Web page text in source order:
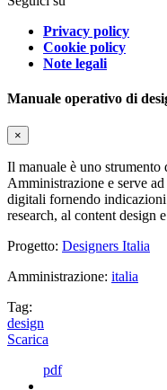
Privacy policy
Cookie policy
Note legali
Manuale operativo di
×
Il manuale è uno
Amministrazione e serve
digitali fornendo
research, al content design
Progetto: Designers Italia
Amministrazione: italia
Tag:
design
Scarica
pdf